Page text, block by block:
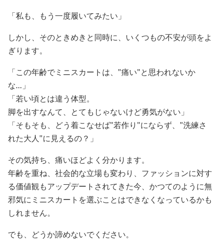
「私も、もう一度履いてみたい」
しかし、そのときめきと同時に、いくつもの不安が頭をよ
ぎります。
「この年齢でミニスカートは、"痛い"と思われないか
な…」
「若い頃とは違う体型。
脚を出すなんて、とてもじゃないけど勇気がない」
「そもそも、どう着こなせば"若作り"にならず、"洗練さ
れた大人"に見えるの？」
その気持ち、痛いほどよく分かります。
年齢を重ね、社会的な立場も変わり、ファッションに対す
る価値観もアップデートされてきた今、かつてのように無
邪気にミニスカートを選ぶことはできなくなっているかも
しれません。
でも、どうか諦めないでください。